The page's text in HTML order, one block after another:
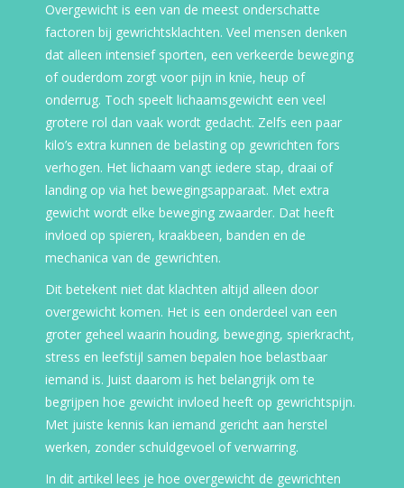
Overgewicht is een van de meest onderschatte
factoren bij gewrichtsklachten. Veel mensen denken
dat alleen intensief sporten, een verkeerde beweging
of ouderdom zorgt voor pijn in knie, heup of
onderrug. Toch speelt lichaamsgewicht een veel
grotere rol dan vaak wordt gedacht. Zelfs een paar
kilo’s extra kunnen de belasting op gewrichten fors
verhogen. Het lichaam vangt iedere stap, draai of
landing op via het bewegingsapparaat. Met extra
gewicht wordt elke beweging zwaarder. Dat heeft
invloed op spieren, kraakbeen, banden en de
mechanica van de gewrichten.
Dit betekent niet dat klachten altijd alleen door
overgewicht komen. Het is een onderdeel van een
groter geheel waarin houding, beweging, spierkracht,
stress en leefstijl samen bepalen hoe belastbaar
iemand is. Juist daarom is het belangrijk om te
begrijpen hoe gewicht invloed heeft op gewrichtspijn.
Met juiste kennis kan iemand gericht aan herstel
werken, zonder schuldgevoel of verwarring.
In dit artikel lees je hoe overgewicht de gewrichten